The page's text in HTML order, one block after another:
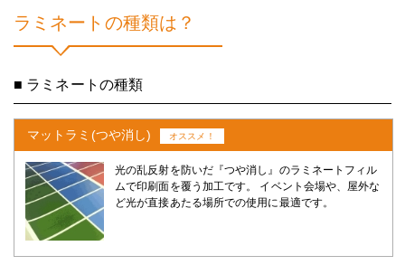
ラミネートの種類は？
■ ラミネートの種類
マットラミ(つや消し) オススメ！
光の乱反射を防いだ『つや消し』のラミネートフィル
ムで印刷面を覆う加工です。 イベント会場や、屋外な
ど光が直接あたる場所での使用に最適です。